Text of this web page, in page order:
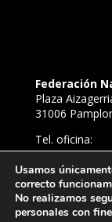
Federación
Plaza
31006
Tel. oficina:
948 22 94 52
Tel. Campo
638 81 54 39
E-mail:
Usamos
correcto
No realizamos
personales con